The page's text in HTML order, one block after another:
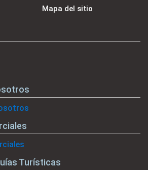
Mapa del sitio
Turísticas